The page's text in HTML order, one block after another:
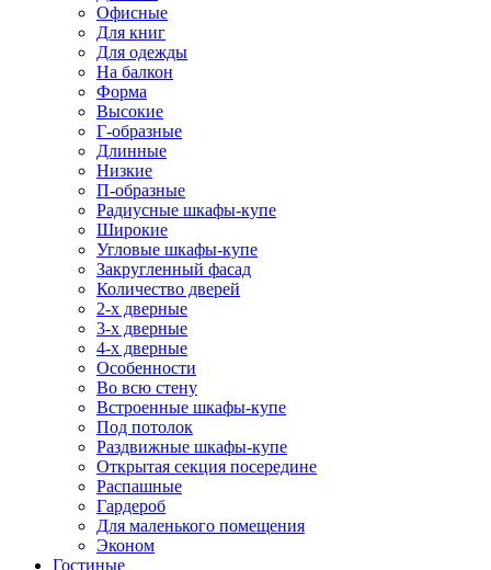
Офисные
Для книг
Для одежды
На балкон
Форма
Высокие
Г-образные
Длинные
Низкие
П-образные
Радиусные шкафы-купе
Широкие
Угловые шкафы-купе
Закругленный фасад
Количество дверей
2-х дверные
3-х дверные
4-х дверные
Особенности
Во всю стену
Встроенные шкафы-купе
Под потолок
Раздвижные шкафы-купе
Открытая секция посередине
Распашные
Гардероб
Для маленького помещения
Эконом
Гостиные